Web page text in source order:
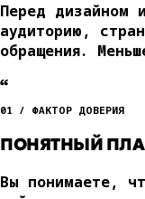
Перед дизайном
аудиторию,
обращения.
“
01 / ФАКТОР ДОВЕРИЯ
ПОНЯТНЫЙ
Вы понимаете,